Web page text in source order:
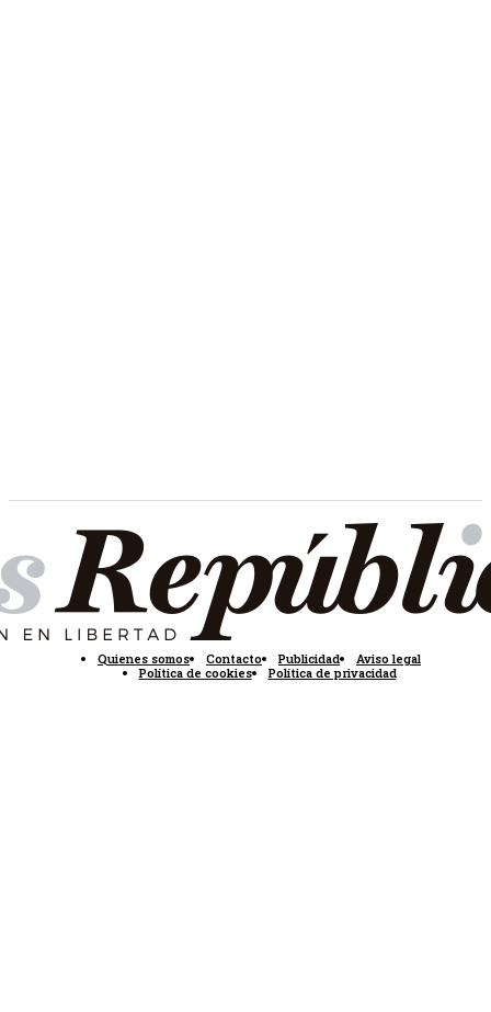
Quienes somos Contacto Publicidad
Aviso legal
Política de cookies
Política de privacidad